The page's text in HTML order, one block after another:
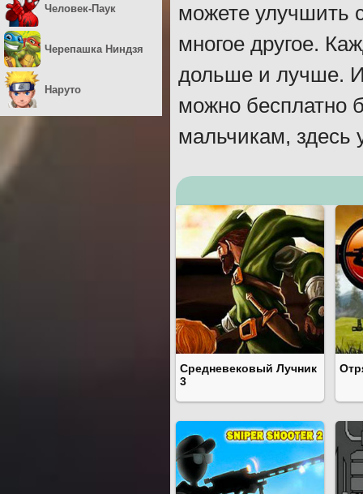
можете улучшить
многое другое.
дольше и лучше.
можно бесплатно
мальчикам, здесь
Средневековый Лучник
3
Человек-Паук
Черепашка Ниндзя
Наруто